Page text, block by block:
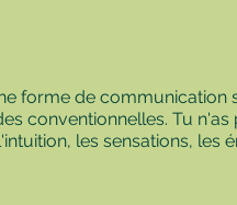
forme de
conventionnelles. Tu
les sensations, les